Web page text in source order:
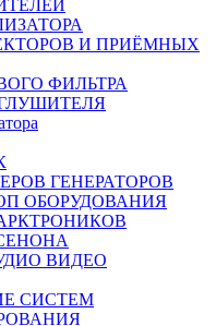
И ПРИЁМНЫХ
ФИЛЬТРА
ГЕНЕРАТОРОВ
ОБОРУДОВАНИЯ
ВИДЕО
СИСТЕМ